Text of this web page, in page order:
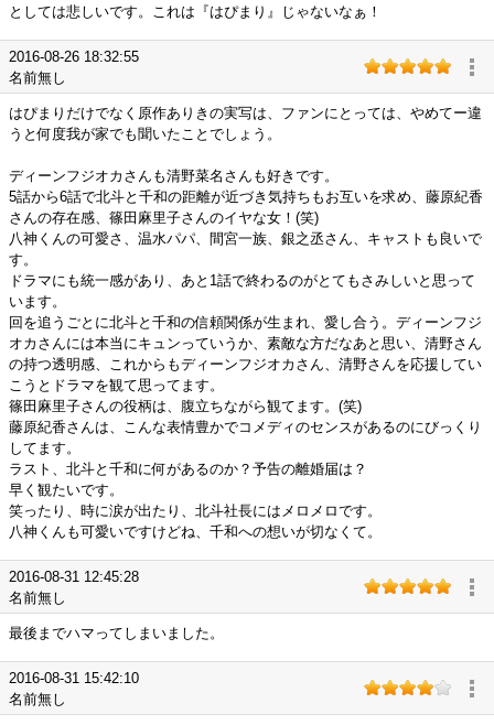
としては悲しいです。これは『はぴまり』じゃないなぁ！
2016-08-26 18:32:55
名前無し
はぴまりだけでなく原作ありきの実写は、ファンにとっては、やめてー違
うと何度我が家でも聞いたことでしょう。
ディーンフジオカさんも清野菜名さんも好きです。
5話から6話で北斗と千和の距離が近づき気持ちもお互いを求め、藤原紀香
さんの存在感、篠田麻里子さんのイヤな女！(笑)
八神くんの可愛さ、温水パパ、間宮一族、銀之丞さん、キャストも良いで
す。
ドラマにも統一感があり、あと1話で終わるのがとてもさみしいと思って
います。
回を追うごとに北斗と千和の信頼関係が生まれ、愛し合う。ディーンフジ
オカさんには本当にキュンっていうか、素敵な方だなあと思い、清野さん
の持つ透明感、これからもディーンフジオカさん、清野さんを応援してい
こうとドラマを観て思ってます。
篠田麻里子さんの役柄は、腹立ちながら観てます。(笑)
藤原紀香さんは、こんな表情豊かでコメディのセンスがあるのにびっくり
してます。
ラスト、北斗と千和に何があるのか？予告の離婚届は？
早く観たいです。
笑ったり、時に涙が出たり、北斗社長にはメロメロです。
八神くんも可愛いですけどね、千和への想いが切なくて。
2016-08-31 12:45:28
名前無し
最後までハマってしまいました。
2016-08-31 15:42:10
名前無し